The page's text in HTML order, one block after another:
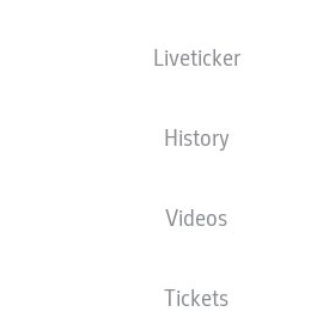
Liveticker
History
Videos
Tickets